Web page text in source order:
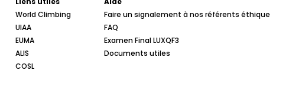
World Climbing
UIAA
EUMA
ALIS
COSL
Faire un signalement à nos référents éthique
FAQ
Examen Final LUXQF3
Documents utiles